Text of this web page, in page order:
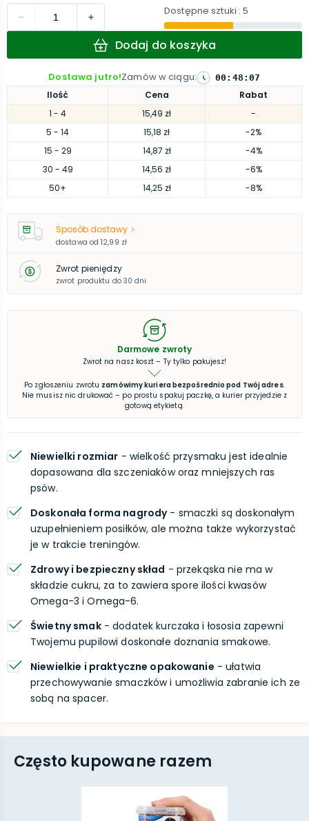
Ilość Cena
Rabat
1 - 4 15,49 zł
-
5 - 14 15,18 zł
-2%
15 - 29 14,87 zł
-4%
30 - 49 14,56 zł
-6%
50+ 14,25 zł -8%
Dostępne sztuki : 5
Dodaj do koszyka
Dostawa jutro!Zamów w ciągu: 00 : 48 :06
Sposób dostawy
dostawa od 12,99 zł
Zwrot pieniędzy
zwrot produktu do 30 dni
Darmowe zwroty
Zwrot na nasz koszt – Ty tylko pakujesz!
Po zgłoszeniu zwrotu zamówimy kuriera bezpośrednio pod Twój adres.
Nie musisz nic drukować – po prostu spakuj paczkę, a kurier przyjedzie z
gotową etykietą.
Niewielki rozmiar - wielkość przysmaku jest idealnie
dopasowana dla szczeniaków oraz mniejszych ras
psów.
Doskonała forma nagrody- smaczki są doskonałym
uzupełnieniem posiłków, ale można także wykorzystać
je w trakcie treningów.
Zdrowy i bezpieczny skład - przekąska nie ma w
składzie cukru, za to zawiera spore ilości kwasów
Omega-3 i Omega-6.
Świetny smak- dodatek kurczaka i łososia zapewni
Twojemu pupilowi doskonałe doznania smakowe.
Niewielkie i praktyczne opakowanie - ułatwia
przechowywanie smaczków i umożliwia zabranie ich ze
sobą na spacer.
Często kupowane razem